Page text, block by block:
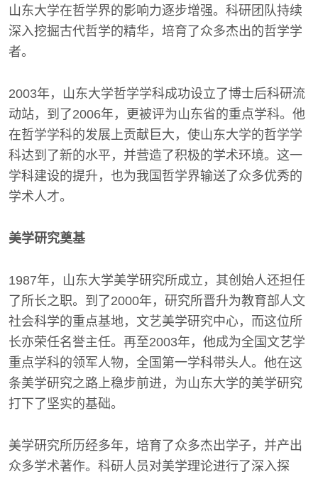
山东大学在哲学界的影响力逐步增强。科研团队持续
深入挖掘古代哲学的精华，培育了众多杰出的哲学学
者。
2003年，山东大学哲学学科成功设立了博士后科研流
动站，到了2006年，更被评为山东省的重点学科。他
在哲学学科的发展上贡献巨大，使山东大学的哲学学
科达到了新的水平，并营造了积极的学术环境。这一
学科建设的提升，也为我国哲学界输送了众多优秀的
学术人才。
美学研究奠基
1987年，山东大学美学研究所成立，其创始人还担任
了所长之职。到了2000年，研究所晋升为教育部人文
社会科学的重点基地，文艺美学研究中心，而这位所
长亦荣任名誉主任。再至2003年，他成为全国文艺学
重点学科的领军人物，全国第一学科带头人。他在这
条美学研究之路上稳步前进，为山东大学的美学研究
打下了坚实的基础。
美学研究所历经多年，培育了众多杰出学子，并产出
众多学术著作。科研人员对美学理论进行了深入探